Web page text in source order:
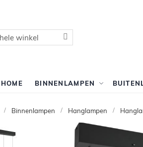
HOME BINNENLAMPEN
Binnenlampen Hanglampen